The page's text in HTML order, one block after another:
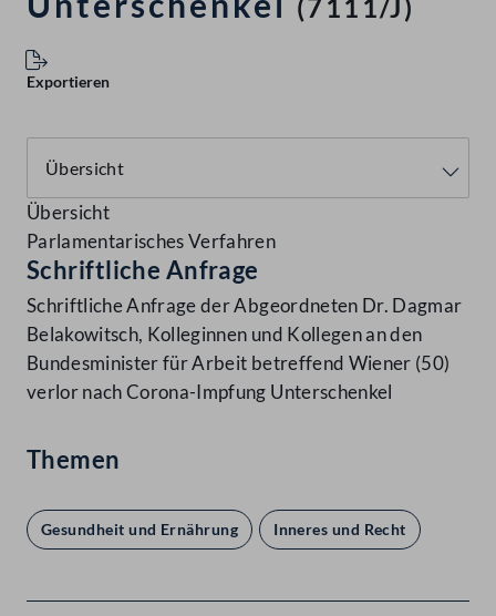
(7111/J)
Exportieren
Übersicht
Parlamentarisches Verfahren
Schriftliche Anfrage
Schriftliche Anfrage der Abgeordneten Dr. Dagmar
Belakowitsch, Kolleginnen und Kollegen an den
Bundesminister für Arbeit betreffend Wiener (50)
verlor nach Corona-Impfung Unterschenkel
Themen
Gesundheit und Ernährung Inneres und Recht